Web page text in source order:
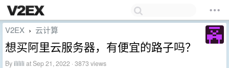
V2EX › 云计算
想买阿里云服务器，有便宜的路子吗？
Byililili at Sep 21, 2022 · 3873 views